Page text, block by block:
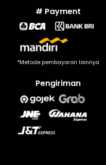
# Payment
*Metode pembayaran lainnya
Pengiriman